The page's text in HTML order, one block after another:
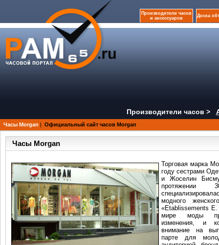
Производители часов
и аксессуаров
Доска
Производители часов >
Часы Morgan | Официальный сайт часов Morgan
Часы Morgan
Торговая марка
году сестрами
и Жоселин
протяжении
модного
«Etablissements
мире моды
изменения, и
внимание на
парте для